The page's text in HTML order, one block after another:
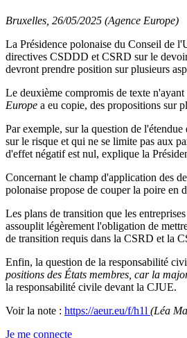
Bruxelles, 26/05/2025 (Agence Europe)
La Présidence polonaise du Conseil de
directives CSDDD et CSRD sur le
devront prendre position sur plusieurs
Le deuxième compromis de texte
Europe a eu copie, des propositions sur
Par exemple, sur la question de
sur le risque et qui ne se limite pas aux
d'effet négatif est nul, explique la
Concernant le champ d'application des
polonaise propose de couper la poire en
Les plans de transition que les
assouplit légèrement l'obligation de
de transition requis dans la CSRD et la
Enfin, la question de la responsabilité
positions des États membres, car la
la responsabilité civile devant la CJUE.
Voir la note : https://aeur.eu/f/h1l (Léa
Je me connecte